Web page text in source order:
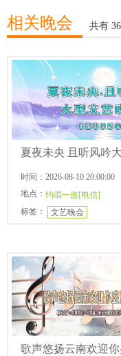
相关晚会 共有
夏夜未央 且听风吟
时间：2026-08-10 20:00:00
地点： 约唱一族[电信]
标签：
文艺晚会